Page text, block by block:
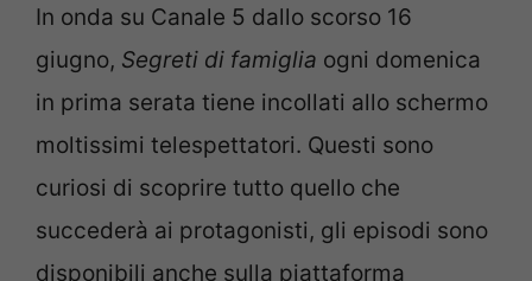
In onda su Canale 5 dallo scorso 16
giugno, Segreti di famiglia ogni domenica
in prima serata tiene incollati allo schermo
moltissimi telespettatori. Questi sono
curiosi di scoprire tutto quello che
succederà ai protagonisti, gli episodi sono
disponibili anche sulla piattaforma